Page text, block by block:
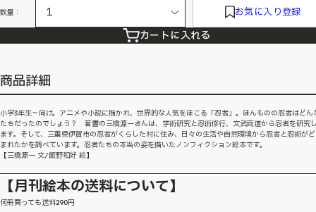
数量： お気に入り登録
カートに入れる
商品詳細
小学3年生〜向け。アニメや小説に描かれ、世界的な人気をほこる「忍者」。ほんものの忍者はどん
たちだったのでしょう？ 著書の三橋源一さんは、学術研究と忍術修行、文武両道から忍者を研究
ます。そして、三重県伊賀市の忍者がくらした村に住み、日々の生活や自然環境から忍者と忍術が
まれたかを調べています。忍者たちの本当の姿を描いたノンフィクション絵本です。
【三橋源一 文/飯野和好 絵】
【月刊絵本の送料について】
何冊買っても送料290円